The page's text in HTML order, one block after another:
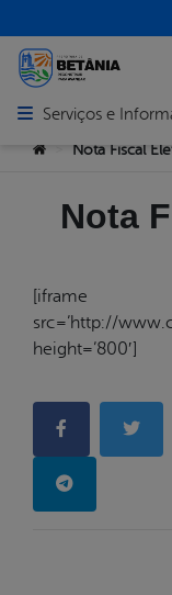
Abrir menu
Serviços e
Você está aqui:
Nota Fiscal
Nota
[iframe
src=’http://
height=’800′]